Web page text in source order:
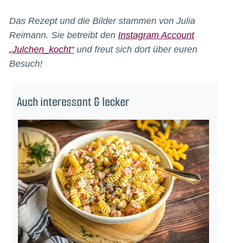
Das Rezept und die Bilder stammen von Julia
Reimann. Sie betreibt den Instagram Account
„Julchen_kocht“und freut sich dort über euren
Besuch!
Auch interessant & lecker